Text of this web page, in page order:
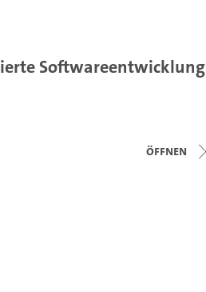
Softwareentwicklung
Öffnen